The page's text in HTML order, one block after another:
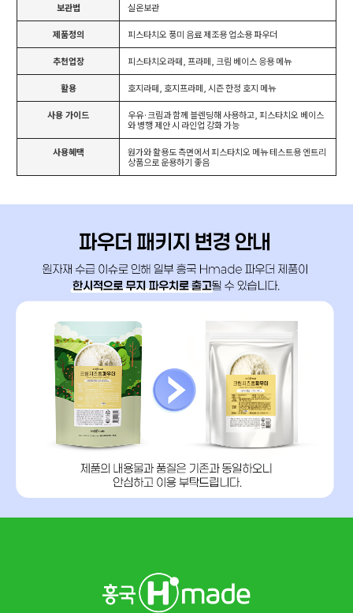
보관법 실온보관
제품정의 피스타치오 풍미 음료 제조용 업소용 파우더
추천업장 피스타치오라떼, 프라페, 크림 베이스 응용 메뉴
활용 호지라떼, 호지프라페, 시즌 한정 호지 메뉴
사용 가이드
우유·크림과 함께 블렌딩해 사용하고, 피스타치오 베이스
와 병행 제안 시 라인업 강화 가능
사용혜택
원가와 활용도 측면에서 피스타치오 메뉴 테스트용 엔트리
상품으로 운용하기 좋음